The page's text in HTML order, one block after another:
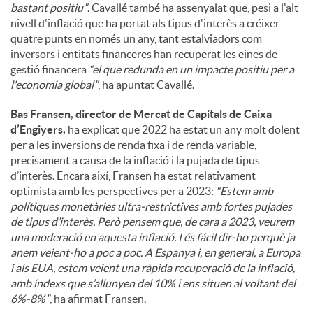
bastant positiu”. Cavallé també ha assenyalat que, pesi a l'alt
nivell d'inflació que ha portat als tipus d'interès a créixer
quatre punts en només un any, tant estalviadors com
inversors i entitats financeres han recuperat les eines de
gestió financera “el que redunda en un impacte positiu per a
l'economia global”, ha apuntat Cavallé.
Bas Fransen, director de Mercat de Capitals de Caixa
d’Engiyers, ha explicat que 2022 ha estat un any molt dolent
per a les inversions de renda fixa i de renda variable,
precisament a causa de la inflació i la pujada de tipus
d’interès. Encara així, Fransen ha estat relativament
optimista amb les perspectives per a 2023: “Estem amb
polítiques monetàries ultra-restrictives amb fortes pujades
de tipus d’interès. Però pensem que, de cara a 2023, veurem
una moderació en aquesta inflació. I és fácil dir-ho perquè ja
anem veient-ho a poc a poc. A Espanya i, en general, a Europa
i als EUA, estem veient una ràpida recuperació de la inflació,
amb índexs que s’allunyen del 10% i ens situen al voltant del
6%-8%”, ha afirmat Fransen.